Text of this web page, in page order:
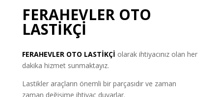
FERAHEVLER OTO
LASTİKÇİ
FERAHEVLER OTO LASTİKÇİ olarak ihtiyacınız olan her
dakika hizmet sunmaktayız.
Lastikler araçların önemli bir parçasıdır ve zaman
zaman değişime ihtiyaç duyarlar.